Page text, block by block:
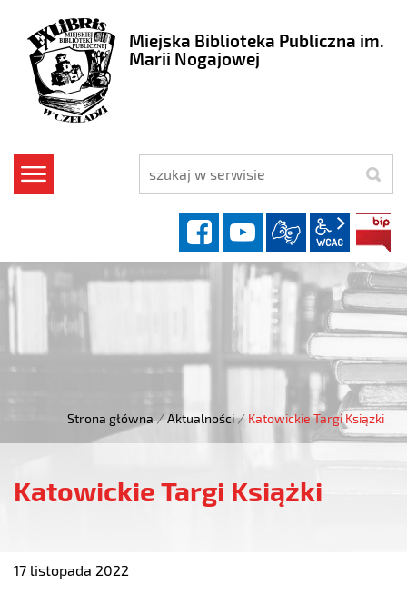
Miejska Biblioteka Publiczna im.
Marii Nogajowej
szukaj
facebookYouTube
wcag2.1
Strona główna / Aktualności / Katowickie Targi Książki
Katowickie Targi Książki
17 listopada 2022